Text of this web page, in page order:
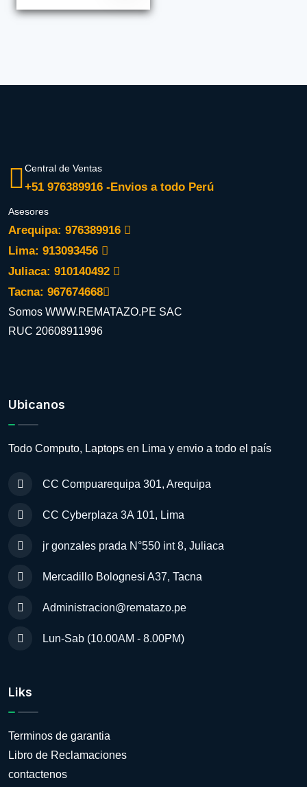
Central de Ventas
+51 976389916 -Envios a todo Perú
Asesores
Arequipa: 976389916
Lima: 913093456
Juliaca: 910140492
Tacna: 967674668
Somos WWW.REMATAZO.PE SAC
RUC 20608911996
Ubicanos
Todo Computo, Laptops en Lima y envio a todo el país
CC Compuarequipa 301, Arequipa
CC Cyberplaza 3A 101, Lima
jr gonzales prada N°550 int 8, Juliaca
Mercadillo Bolognesi A37, Tacna
Administracion@rematazo.pe
Lun-Sab (10.00AM - 8.00PM)
Liks
Terminos de garantia
Libro de Reclamaciones
contactenos